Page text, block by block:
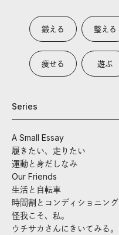
鍛える 整える
痩せる 遊ぶ
Series
A Small Essay
履きたい、走りたい
運動と身だしなみ
Our Friends
生活と自転車
時間割とコンディショニング
怪我こそ、私。
ウチサカさんにきいてみる。